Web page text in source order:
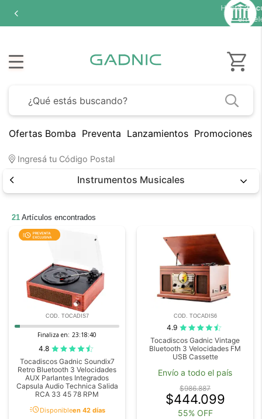
20 cuotas sin interés
en seleccionados
Ofertas Bomba Preventa Lanzamientos Promociones
Ingresá tu Código Postal
Instrumentos Musicales
21 Artículos encontrados
COD. TOCADIS7
Finaliza en: 23:18:40
4.8
Tocadiscos Gadnic Soundix7
Retro Bluetooth 3 Velocidades
AUX Parlantes Integrados
Capsula Audio Technica Salida
RCA 33 45 78 RPM
acuteDisponibleen 42 días
COD. TOCADIS6
4.9
Tocadiscos Gadnic Vintage
Bluetooth 3 Velocidades FM
USB Cassette
Envío a todo el país
$986.887
$444.099
55% OFF